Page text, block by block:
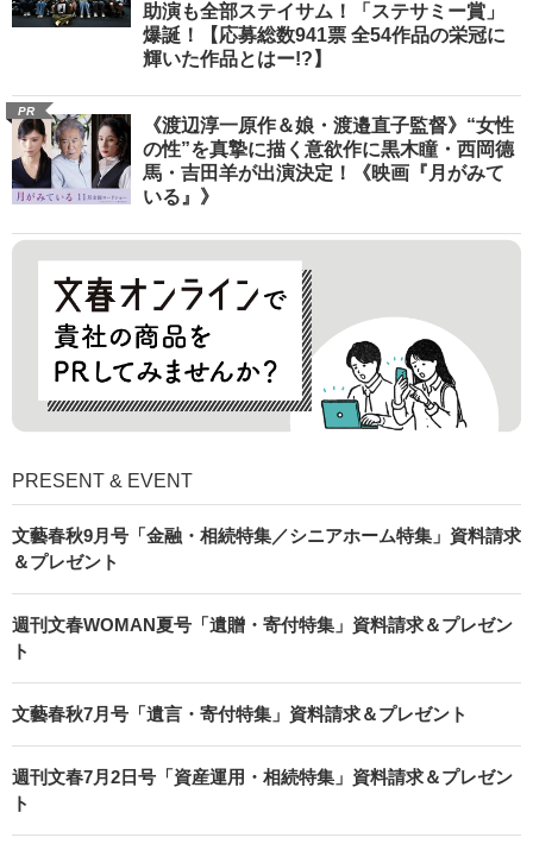
助演も全部ステイサム！「ステサミー賞」
爆誕！【応募総数941票 全54作品の栄冠に
輝いた作品とはー!?】
PR
《渡辺淳一原作＆娘・渡邉直子監督》“女性
の性”を真摯に描く意欲作に黒木瞳・西岡德
馬・吉田羊が出演決定！《映画『月がみて
いる』》
PRESENT & EVENT
文藝春秋9月号「金融・相続特集／シニアホーム特集」資料請求
＆プレゼント
週刊文春WOMAN夏号「遺贈・寄付特集」資料請求＆プレゼン
ト
文藝春秋7月号「遺言・寄付特集」資料請求＆プレゼント
週刊文春7月2日号「資産運用・相続特集」資料請求＆プレゼン
ト